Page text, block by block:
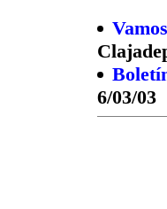
6/03/03